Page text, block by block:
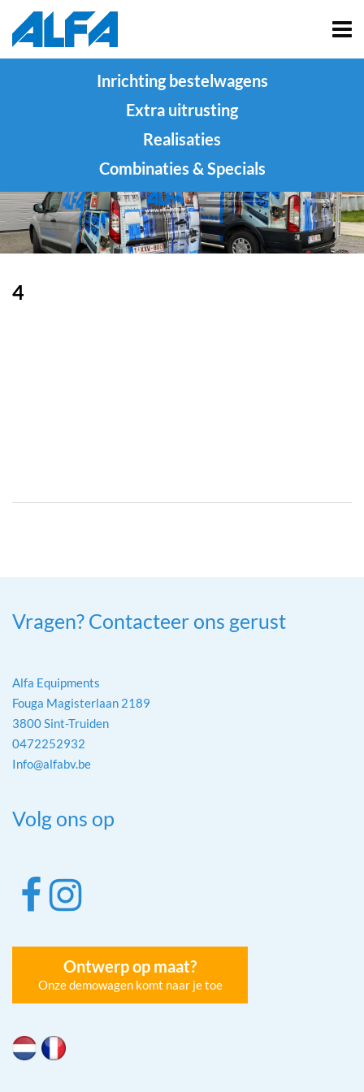
Inrichting bestelwagens
Extra uitrusting
Realisaties
Combinaties & Specials
4
Vragen? Contacteer ons gerust
Alfa Equipments
Fouga Magisterlaan 2189
3800 Sint-Truiden
0472252932
Info@alfabv.be
Volg ons op
Ontwerp op maat?
Onze demowagen komt naar je toe